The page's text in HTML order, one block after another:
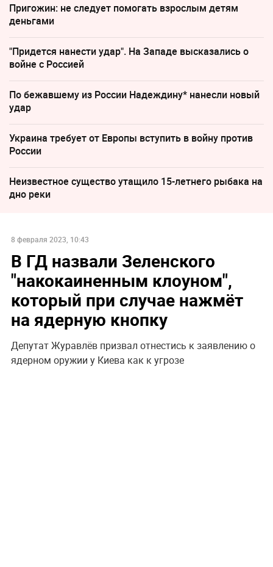
Пригожин: не следует помогать взрослым детям
деньгами
"Придется нанести удар". На Западе высказались о
войне с Россией
По бежавшему из России Надеждину* нанесли новый
удар
Украина требует от Европы вступить в войну против
России
Неизвестное существо утащило 15-летнего рыбака на
дно реки
8 февраля 2023, 10:43
В ГД назвали Зеленского
"накокаиненным клоуном",
который при случае нажмёт
на ядерную кнопку
Депутат Журавлёв призвал отнестись к заявлению о
ядерном оружии у Киева как к угрозе